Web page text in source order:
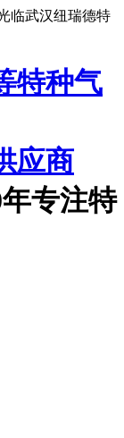
临武汉纽瑞德特
应商
专注特